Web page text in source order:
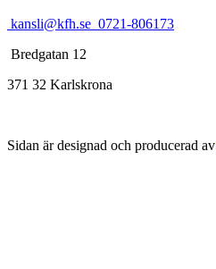
kansli@kfh.se 0721-806173
Bredgatan 12
371 32 Karlskrona
Sidan är designad och producerad av